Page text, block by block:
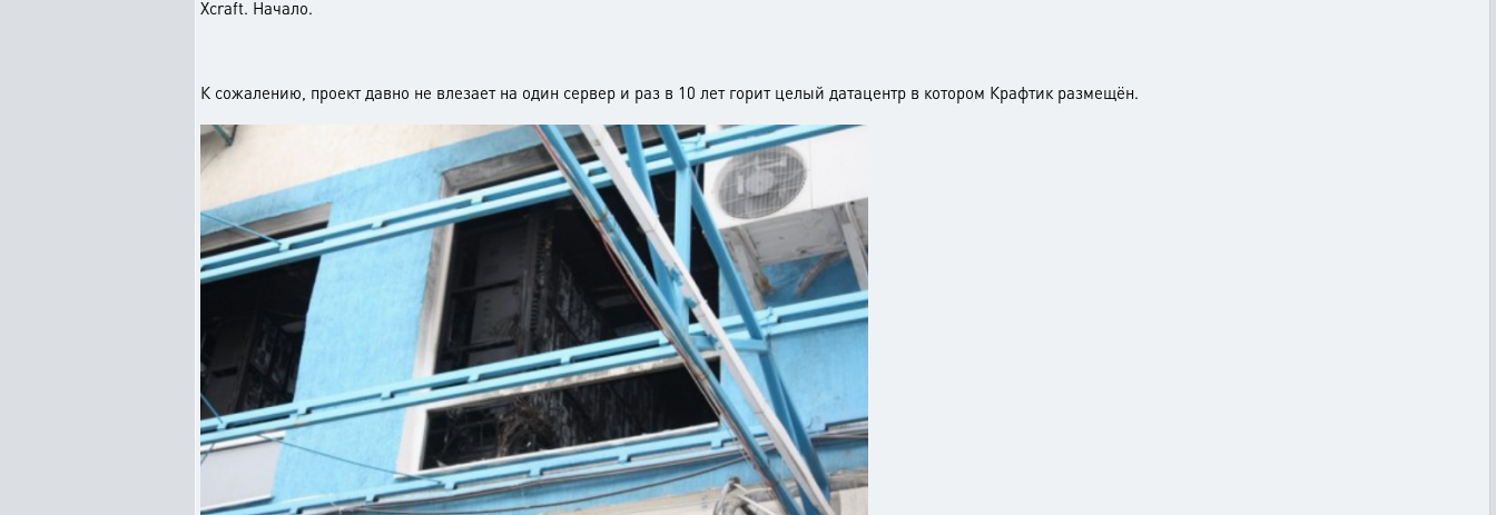
Xcraft. Начало.
К сожалению, проект давно не влезает на один сервер и раз в 10 лет горит целый датацентр в котором Крафтик размещён.